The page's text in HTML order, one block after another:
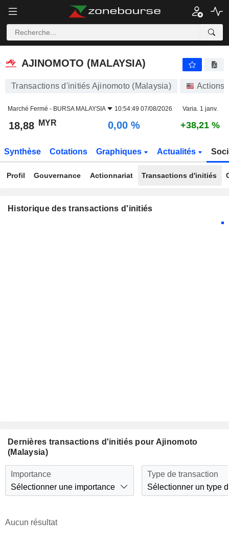
AJINOMOTO (MALAYSIA)
AJINOMOTO (MALAYSIA)
Transactions d'initiés Ajinomoto (Malaysia) Actions
Marché Fermé - BURSA MALAYSIA 10:54:49 07/08/2026 Varia. 1 janv.
18,88 MYR 0,00 % +38,21 %
Synthèse Cotations Graphiques Actualités
Profil Gouvernance Actionnariat Transactions d'initiés
Historique des transactions d'initiés
Dernières transactions d'initiés pour Ajinomoto
(Malaysia)
Importance
Sélectionner une importance
Type de transaction
Sélectionner un type
Aucun résultat